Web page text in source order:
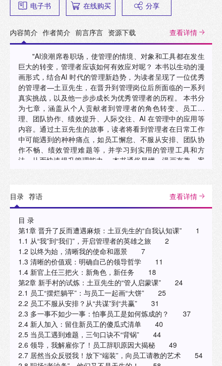
电子书 在线购买 分享
内容简介 作者简介 前言序言 资源下载 查看详情
"AI浪潮席卷职场，使管理的情境、对象和工具都在发生
巨大的转变，管理者应该如何有效应对呢？ 本书以生动的漫
画形式，结合AI 时代的管理新趋势，为读者呈现了一位优秀
的管理者—土豆先生，在晋升到管理岗位后所面临的一系列
真实挑战，以及他一步步成长为优秀管理者的历程。 本书分
为七章，涵盖从个人贡献者到管理者的角色转变、员工管
理、团队协作、绩效提升、人际交往、AI 在管理中的应用等
内容。通过土豆先生的故事，读者将看到管理者在日常工作
中可能遇到的种种痛点，如员工懈怠、不服从安排、团队协
作不畅、绩效管理难题等，并学习到实用的管理工具和方
法，从而快速提升管理能力。 本书通俗易懂，漫画有趣，案
能力的职场老手，都能从本书中找到适合自己的管理智慧。"
目录 荐语 查看详情
目 录
第1章 晋升了反而遭遇麻烦：土豆先生的“自我认知课” 1
1.1 从“我”到“我们”，开启管理者的英雄之旅 2
1.2 以终为始，清晰我的使命和愿景 7
1.3 清晰的价值观：明确自己的领导哲学 11
1.4 新官上任三把火：新角色，新任务 18
第2章 新手村的试炼：土豆先生的“管人启蒙课” 24
2.1 员工“摆烂躺平”：与员工一起画“大饼” 25
2.2 员工不服从安排？从“共谋”到“共赢” 31
2.3 多一事不如少一事：怕事员工是如何炼成的？ 37
2.4 新人加入：留住新员工的傻瓜式清单 40
2.5 当员工遇到难题，三句口诀不“背锅” 44
2.6 领导，我解雇你了！员工辞职原因大揭秘 49
2.7 居然当众反驳我！放下“端装”，向员工请教的艺术 54